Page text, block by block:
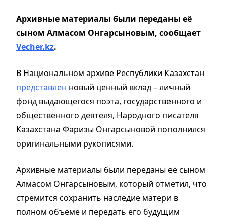
Архивные материалы были переданы её
сыном Алмасом Онгарсыновым, сообщает
Vecher.kz.
В Национальном архиве Республики Казахстан
представлен новый ценный вклад – личный
фонд выдающегося поэта, государственного и
общественного деятеля, Народного писателя
Казахстана Фаризы Онгарсыновой пополнился
оригинальными рукописями.
Архивные материалы были переданы её сыном
Алмасом Онгарсыновым, который отметил, что
стремится сохранить наследие матери в
полном объёме и передать его будущим